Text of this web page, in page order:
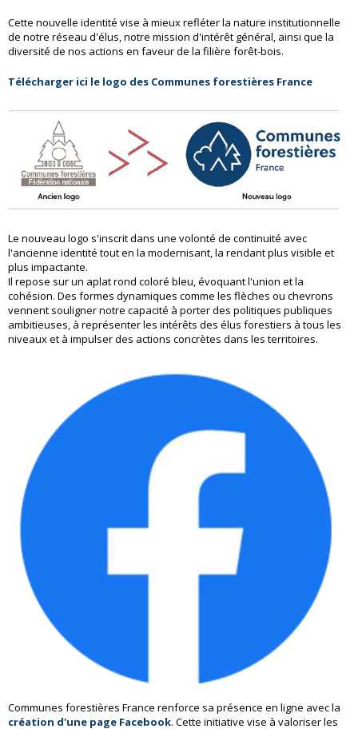
Cette nouvelle identité vise à mieux refléter la nature institutionnelle
de notre réseau d'élus, notre mission d'intérêt général, ainsi que la
diversité de nos actions en faveur de la filière forêt-bois.
Télécharger ici le logo des Communes forestières France
Le nouveau logo s'inscrit dans une volonté de continuité avec
l'ancienne identité tout en la modernisant, la rendant plus visible et
plus impactante.
Il repose sur un aplat rond coloré bleu, évoquant l'union et la
cohésion. Des formes dynamiques comme les flèches ou chevrons
vennent souligner notre capacité à porter des politiques publiques
ambitieuses, à représenter les intérêts des élus forestiers à tous les
niveaux et à impulser des actions concrètes dans les territoires.
Communes forestières France renforce sa présence en ligne avec la
création d'une page Facebook. Cette initiative vise à valoriser les